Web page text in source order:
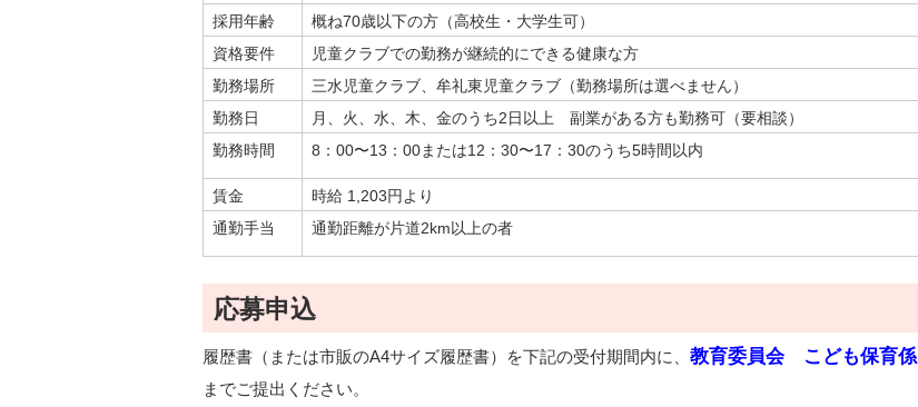
ペット・動物
相談窓口
採用年齢
概ね70歳以下の方（高校生・大学生可）
資格要件
児童クラブでの勤務が継続的にできる健康な方
勤務場所
三水児童クラブ、牟礼東児童クラブ（勤務場所は選べません）
勤務日
月、火、水、木、金のうち2日以上 副業がある方も勤務可（要相談）
勤務時間
8：00〜13：00または12：30〜17：30のうち5時間以内
賃金
時給 1,203円より
通勤手当
通勤距離が片道2km以上の者
応募申込
履歴書（または市販のA4サイズ履歴書）を下記の受付期間内に、 教育委員会 こども保育係
までご提出ください。